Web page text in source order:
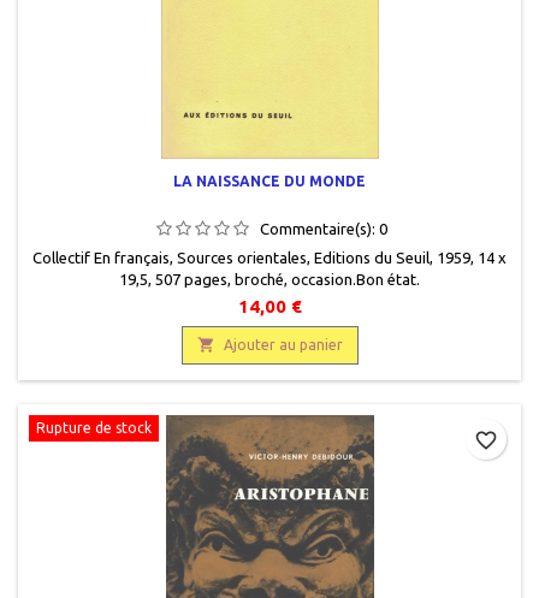
LA NAISSANCE DU MONDE
Commentaire(s): 0
Collectif En français , Sources orientales , Editions du Seuil, 1959, 14 x
19,5 , 507 pages, broché, occasion.Bon état.
14,00 €
 Ajouter au panier
Rupture de stock
favorite_border